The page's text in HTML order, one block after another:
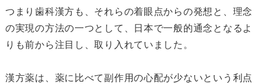
つまり歯科漢方も、それらの着眼点からの発想と、理念
の実現の方法の一つとして、日本で一般的通念となるよ
りも前から注目し、取り入れていました。
漢方薬は、薬に比べて副作用の心配が少ないという利点